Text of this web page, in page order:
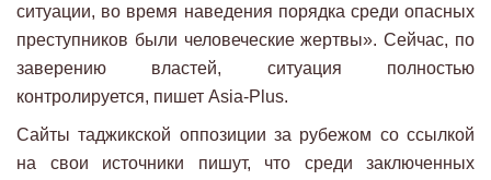
ситуации, во время наведения порядка среди опасных
преступников были человеческие жертвы». Сейчас, по
заверению властей, ситуация полностью
контролируется, пишет Asia-Plus.
Сайты таджикской оппозиции за рубежом со ссылкой
на свои источники пишут, что среди заключенных